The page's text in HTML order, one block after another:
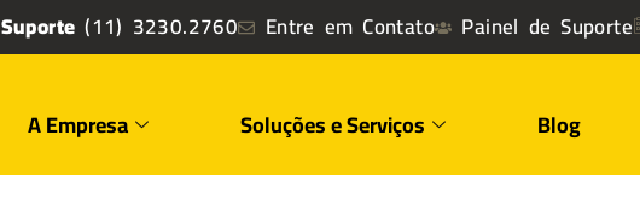
Suporte (11) 3230.2760 Entre em Contato Painel de Suporte
A Empresa Soluções e Serviços Blog